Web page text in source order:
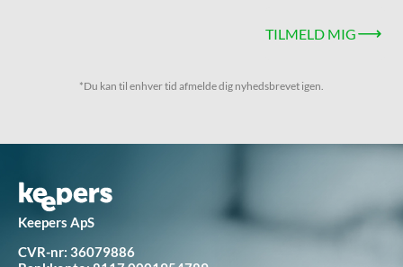
TILMELD MIG
*Du kan til enhver tid afmelde dig nyhedsbrevet igen.
Keepers ApS
CVR-nr: 36079886